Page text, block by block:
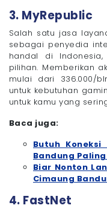
3. MyRepublic
Salah satu jasa
sebagai penyedia
handal di
pilihan. Memberikan
mulai dari 336.000/
untuk kebutuhan
untuk kamu yang sering
Baca juga:
Butuh
Bandung
Biar Nonton
Cimaung
4. FastNet